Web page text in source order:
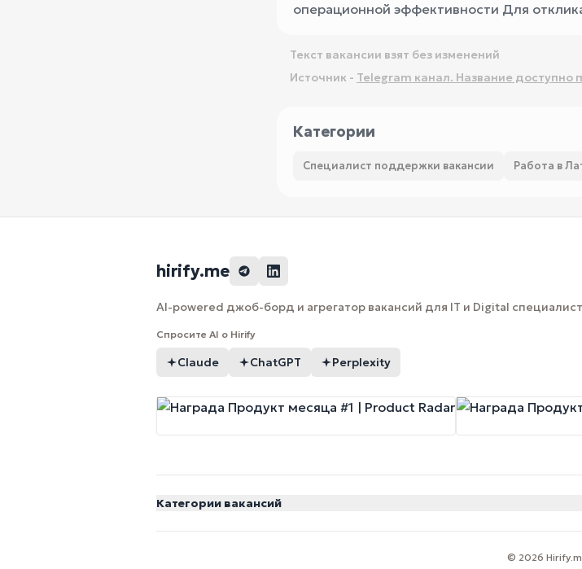
операционной эффективности Для
Текст вакансии взят без изменений
Источник - Telegram канал. Название доступно
Категории
Специалист поддержки вакансии Работа в
hirify.me
AI-powered джоб-борд и агрегатор вакансий для IT и Digital
Спросите AI о Hirify
Claude ChatGPT Perplexity
Категории вакансий
© 2026